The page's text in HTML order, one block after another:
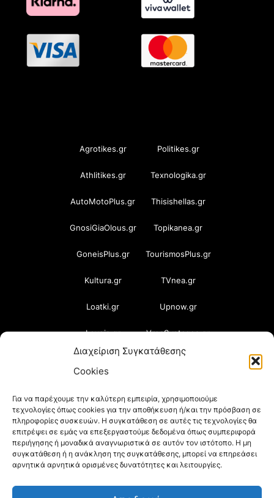
Διαχείριση Συγκατάθεσης
Cookies
Για να παρέχουμε την καλύτερη εμπειρία, χρησιμοποιούμε
τεχνολογίες όπως cookies για την αποθήκευση ή/και την πρόσβαση σε
πληροφορίες συσκευών. Η συγκατάθεση σε αυτές τις τεχνολογίες θα
επιτρέψει σε εμάς να επεξεργαστούμε δεδομένα όπως συμπεριφορά
περιήγησης ή μοναδικά αναγνωριστικά σε αυτόν τον ιστότοπο. Η μη
συγκατάθεση ή η ανάκληση της συγκατάθεσης, μπορεί να επηρεάσει
αρνητικά αρνητικά ορισμένες δυνατότητες και λειτουργίες.
Agrotikes.gr Politikes.gr
Athlitikes.gr Texnologika.gr
AutoMotoPlus.gr Thisishellas.gr
GnosiGiaOlous.gr Topikanea.gr
GoneisPlus.gr TourismosPlus.gr
Kultura.gr TVnea.gr
Loatki.gr Upnow.gr
Loveis.gr VresSyntages.gr
ModernaGynaika.gr Xristianika.gr
Oikotropia.gr ZoumeSpiti.gr
Perepet.gr
Orama Group (Orama Group Μ.Ι.Κ.Ε.) |